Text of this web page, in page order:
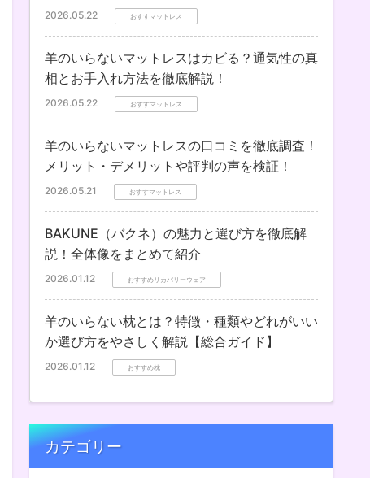
2026.05.22 おすすマットレス
羊のいらないマットレスはカビる？通気性の真
相とお手入れ方法を徹底解説！
2026.05.22 おすすマットレス
羊のいらないマットレスの口コミを徹底調査！
メリット・デメリットや評判の声を検証！
2026.05.21 おすすマットレス
BAKUNE（バクネ）の魅力と選び方を徹底解
説！全体像をまとめて紹介
2026.01.12 おすすめリカバリーウェア
羊のいらない枕とは？特徴・種類やどれがいい
か選び方をやさしく解説【総合ガイド】
2026.01.12 おすすめ枕
カテゴリー